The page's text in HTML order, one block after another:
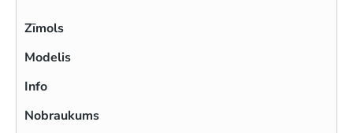
Zīmols
Modelis
Info
Nobraukums